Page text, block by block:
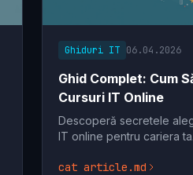
Ghiduri IT 06.04.2026
Ghid Complet: Cum
Cursuri IT Online
Descoperă secretele
IT online pentru cariera
cat article.md